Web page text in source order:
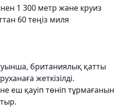
1 300 метр және круиз
60 теңіз миля
британиялық қатты
жеткізілді.
еш қауіп төніп тұрмағанын